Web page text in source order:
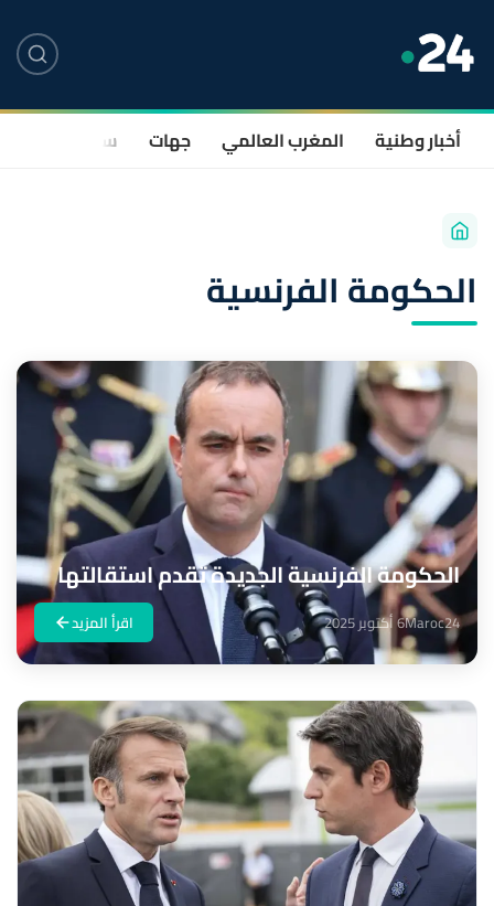
أخبار وطنية المغرب العالمي جهات سياسة
الحكومة الفرنسية
الحكومة الفرنسية الجديدة تقدم استقالتها
Maroc246 أكتوبر 2025 اقرأ المزيد